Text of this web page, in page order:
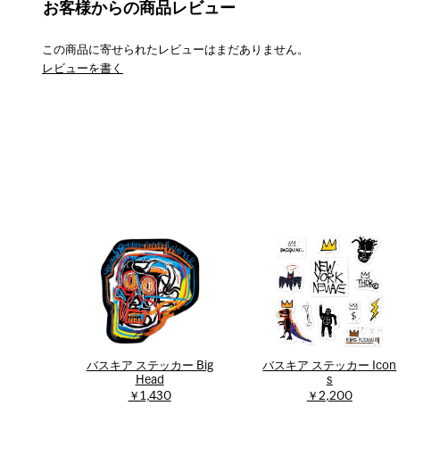
お客様からの商品レビュー
この商品に寄せられたレビューはまだありません。
レビューを書く
バスキア ステッカー Big
Head
￥1,430
バスキア ステッカー Icon
s
￥2,200